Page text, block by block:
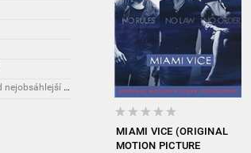
Novinky: Osobnost Jiřího Maláska připomene 3CD Zlatá kolekce – dosud nejobsáhlejší soubor nahrávek legendárního umělce!
MIAMI VICE (ORIGINAL
MOTION PICTURE